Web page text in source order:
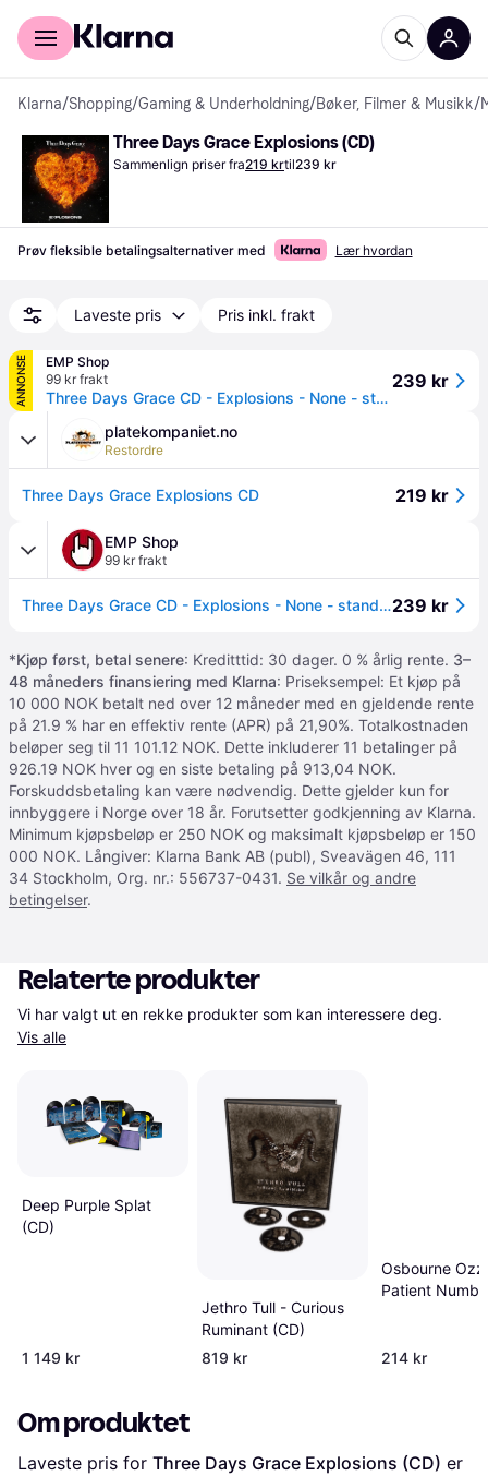
For kunder
Klarna/Shopping/Gaming & Underholdning/Bøker, Filmer & Musikk/
Three Days Grace Explosions (CD)
Sammenlign priser fra219 krtil239 kr
Prøv fleksible betalingsalternativer med Lær hvordan
Laveste pris Pris inkl. frakt
ANNONSE
EMP Shop
99 kr frakt
Three Days Grace CD - Explosions - None - standard - Standard
239 kr
platekompaniet.no
Restordre
Three Days Grace Explosions CD 219 kr
EMP Shop
99 kr frakt
Three Days Grace CD - Explosions - None - standard - Standard239 kr
*Kjøp først, betal senere: Kreditttid: 30 dager. 0 % årlig rente. 3–
48 måneders finansiering med Klarna: Priseksempel: Et kjøp på
10 000 NOK betalt ned over 12 måneder med en gjeldende rente
på 21.9 % har en effektiv rente (APR) på 21,90%. Totalkostnaden
beløper seg til 11 101.12 NOK. Dette inkluderer 11 betalinger på
926.19 NOK hver og en siste betaling på 913,04 NOK.
Forskuddsbetaling kan være nødvendig. Dette gjelder kun for
innbyggere i Norge over 18 år. Forutsetter godkjenning av Klarna.
Minimum kjøpsbeløp er 250 NOK og maksimalt kjøpsbeløp er 150
000 NOK. Långiver: Klarna Bank AB (publ), Sveavägen 46, 111
34 Stockholm, Org. nr.: 556737-0431. Se vilkår og andre
betingelser.
Relaterte produkter
Vis alle
Deep Purple Splat
(CD)
1 149 kr
Jethro Tull - Curious
Ruminant (CD)
819 kr
Osbourne
Patient
214 kr
Om produktet
Laveste pris for Three Days Grace Explosions (CD)